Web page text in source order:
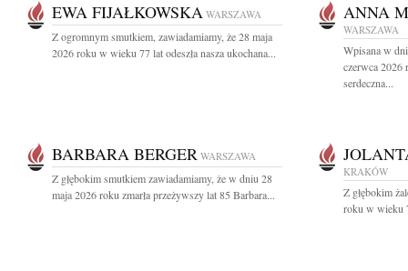
EWA FIJAŁKOWSKA WARSZAWA
Z ogromnym smutkiem, zawiadamiamy, że 28 maja
2026 roku w wieku 77 lat odeszła nasza ukochana...
ANNA
WARSZAWA
Wpisana w
czerwca 2026
serdeczna...
BARBARA BERGER WARSZAWA
Z głębokim smutkiem zawiadamiamy, że w dniu 28
maja 2026 roku zmarła przeżywszy lat 85 Barbara...
KRAKÓW
Z głębokim
roku w wieku